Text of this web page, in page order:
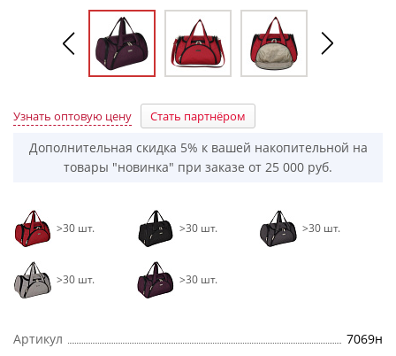
Узнать оптовую цену Стать партнёром
Дополнительная скидка 5% к вашей накопительной на
товары "новинка" при заказе от 25 000 руб.
>30 шт. >30 шт. >30 шт.
>30 шт. >30 шт.
Артикул
7069н